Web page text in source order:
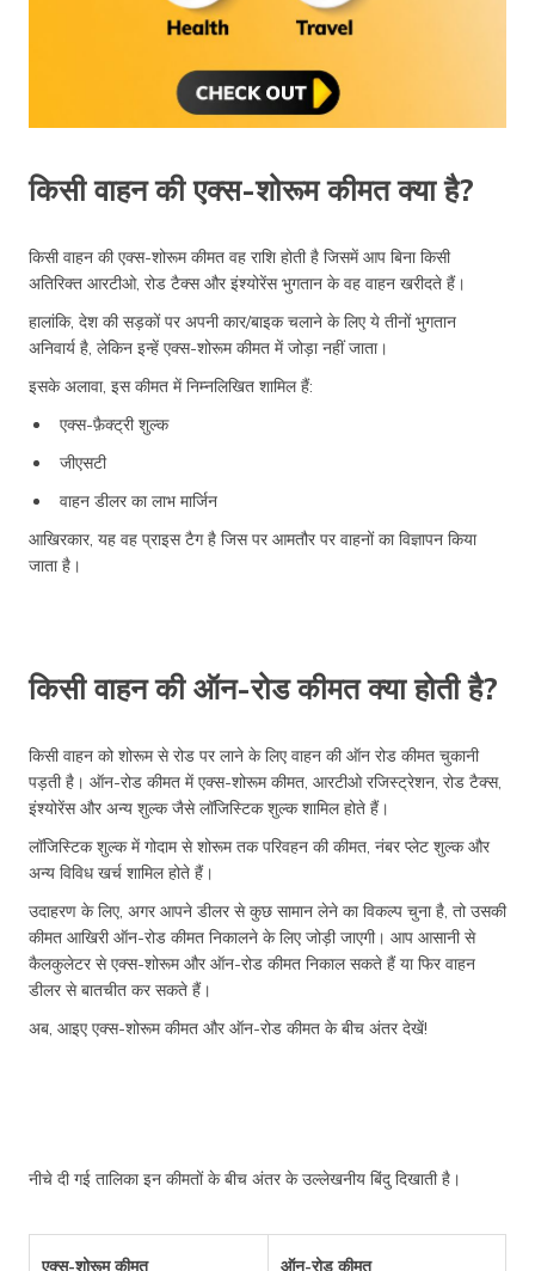
किसी वाहन की एक्स-शोरूम कीमत क्या है?
किसी वाहन की एक्स-शोरूम कीमत वह राशि होती है जिसमें आप बिना किसी
अतिरिक्त आरटीओ, रोड टैक्स और इंश्योरेंस भुगतान के वह वाहन खरीदते हैं।
हालांकि, देश की सड़कों पर अपनी कार/बाइक चलाने के लिए ये तीनों भुगतान
अनिवार्य है, लेकिन इन्हें एक्स-शोरूम कीमत में जोड़ा नहीं जाता।
इसके अलावा, इस कीमत में निम्नलिखित शामिल हैं:
एक्स-फ़ैक्ट्री शुल्क
जीएसटी
वाहन डीलर का लाभ मार्जिन
आखिरकार, यह वह प्राइस टैग है जिस पर आमतौर पर वाहनों का विज्ञापन किया
जाता है।
किसी वाहन की ऑन-रोड कीमत क्या होती है?
किसी वाहन को शोरूम से रोड पर लाने के लिए वाहन की ऑन रोड कीमत चुकानी
पड़ती है। ऑन-रोड कीमत में एक्स-शोरूम कीमत, आरटीओ रजिस्ट्रेशन, रोड टैक्स,
इंश्योरेंस और अन्य शुल्क जैसे लॉजिस्टिक शुल्क शामिल होते हैं।
लॉजिस्टिक शुल्क में गोदाम से शोरूम तक परिवहन की कीमत, नंबर प्लेट शुल्क और
अन्य विविध खर्च शामिल होते हैं।
उदाहरण के लिए, अगर आपने डीलर से कुछ सामान लेने का विकल्प चुना है, तो उसकी
कीमत आखिरी ऑन-रोड कीमत निकालने के लिए जोड़ी जाएगी। आप आसानी से
कैलकुलेटर से एक्स-शोरूम और ऑन-रोड कीमत निकाल सकते हैं या फिर वाहन
डीलर से बातचीत कर सकते हैं।
अब, आइए एक्स-शोरूम कीमत और ऑन-रोड कीमत के बीच अंतर देखें!
नीचे दी गई तालिका इन कीमतों के बीच अंतर के उल्लेखनीय बिंदु दिखाती है।
एक्स-शोरूम कीमत ऑन-रोड कीमत